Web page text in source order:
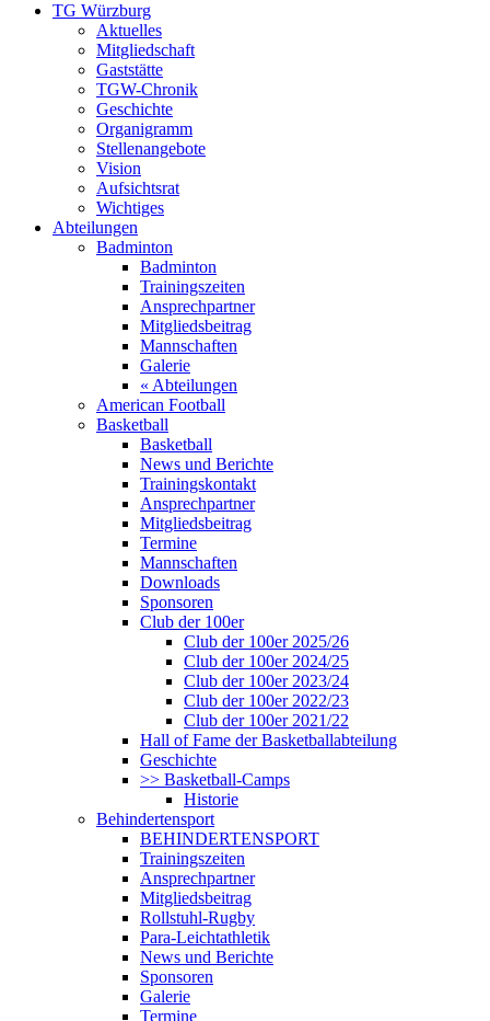
TG Würzburg
Aktuelles
Mitgliedschaft
Gaststätte
TGW-Chronik
Geschichte
Organigramm
Stellenangebote
Vision
Aufsichtsrat
Wichtiges
Abteilungen
Badminton
Badminton
Trainingszeiten
Ansprechpartner
Mitgliedsbeitrag
Mannschaften
Galerie
« Abteilungen
American Football
Basketball
Basketball
News und Berichte
Trainingskontakt
Ansprechpartner
Mitgliedsbeitrag
Termine
Mannschaften
Downloads
Sponsoren
Club der 100er
Club der 100er 2025/26
Club der 100er 2024/25
Club der 100er 2023/24
Club der 100er 2022/23
Club der 100er 2021/22
Hall of Fame der Basketballabteilung
Geschichte
>> Basketball-Camps
Historie
Behindertensport
BEHINDERTENSPORT
Trainingszeiten
Ansprechpartner
Mitgliedsbeitrag
Rollstuhl-Rugby
Para-Leichtathletik
News und Berichte
Sponsoren
Galerie
Termine